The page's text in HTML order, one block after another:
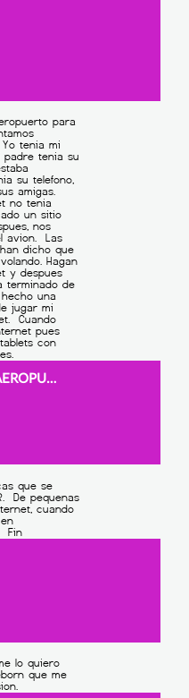
USANDO INTERNET EN EL AEROPUERTO